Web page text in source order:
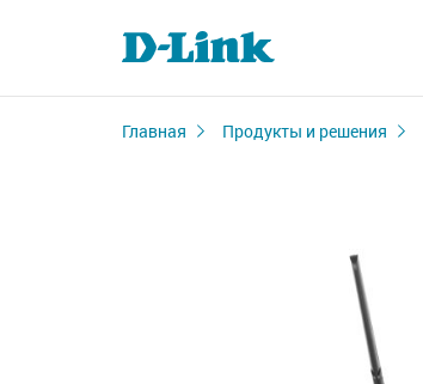
Главная Продукты и решения